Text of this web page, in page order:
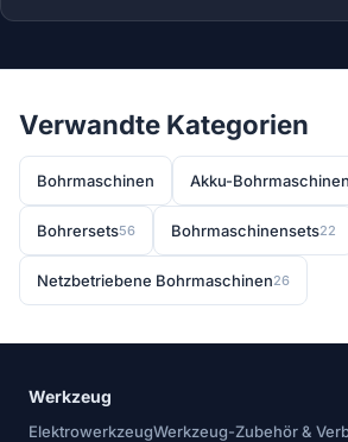
Verwandte Kategorien
Bohrmaschinen Akku-Bohrmaschinen
Bohrersets56 Bohrmaschinensets22
Netzbetriebene Bohrmaschinen26
Werkzeug
ElektrowerkzeugWerkzeug-Zubehör &